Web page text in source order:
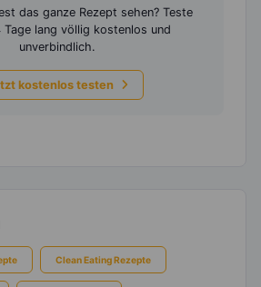
das ganze Rezept sehen? Teste
Tage lang völlig kostenlos und
unverbindlich.
kostenlos testen
Clean Eating Rezepte